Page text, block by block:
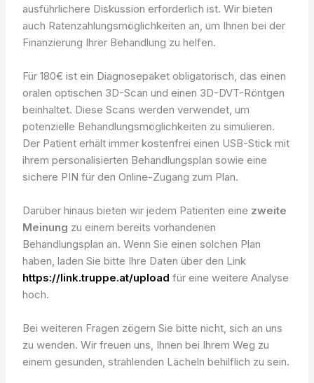
ausführlichere Diskussion erforderlich ist. Wir bieten
auch Ratenzahlungsmöglichkeiten an, um Ihnen bei der
Finanzierung Ihrer Behandlung zu helfen.
Für 180€ ist ein Diagnosepaket obligatorisch, das einen
oralen optischen 3D-Scan und einen 3D-DVT-Röntgen
beinhaltet. Diese Scans werden verwendet, um
potenzielle Behandlungsmöglichkeiten zu simulieren.
Der Patient erhält immer kostenfrei einen USB-Stick mit
ihrem personalisierten Behandlungsplan sowie eine
sichere PIN für den Online-Zugang zum Plan.
Darüber hinaus bieten wir jedem Patienten eine zweite
Meinung zu einem bereits vorhandenen
Behandlungsplan an. Wenn Sie einen solchen Plan
haben, laden Sie bitte Ihre Daten über den Link
https://link.truppe.at/upload für eine weitere Analyse
hoch.
Bei weiteren Fragen zögern Sie bitte nicht, sich an uns
zu wenden. Wir freuen uns, Ihnen bei Ihrem Weg zu
einem gesunden, strahlenden Lächeln behilflich zu sein.